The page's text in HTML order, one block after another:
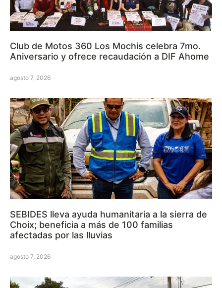
Club de Motos 360 Los Mochis celebra 7mo.
Aniversario y ofrece recaudación a DIF Ahome
agosto 7, 2026
SEBIDES lleva ayuda humanitaria a la sierra de
Choix; beneficia a más de 100 familias
afectadas por las lluvias
agosto 7, 2026